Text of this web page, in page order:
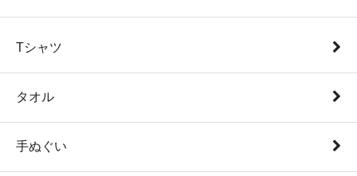
Tシャツ
タオル
手ぬぐい